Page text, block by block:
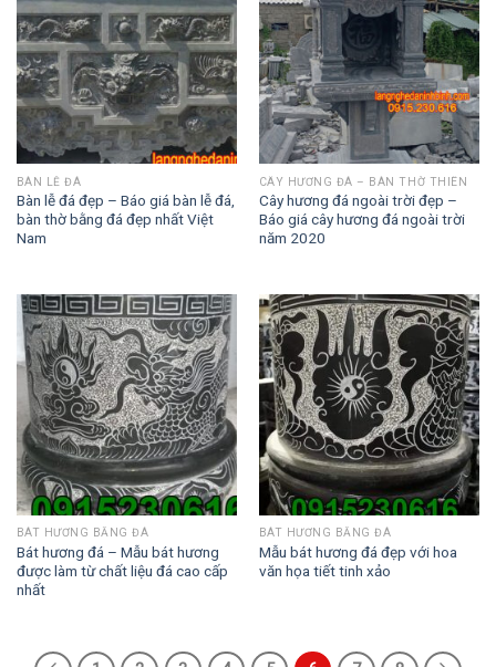
BÀN LỄ ĐÁ
Bàn lễ đá đẹp – Báo giá bàn lễ đá,
bàn thờ bằng đá đẹp nhất Việt
Nam
CÂY HƯƠNG ĐÁ – BÀN THỜ THIÊN
Cây hương đá ngoài trời đẹp –
Báo giá cây hương đá ngoài trời
năm 2020
BÁT HƯƠNG BẰNG ĐÁ
Bát hương đá – Mẫu bát hương
được làm từ chất liệu đá cao cấp
nhất
BÁT HƯƠNG BẰNG ĐÁ
Mẫu bát hương đá đẹp với hoa
văn họa tiết tinh xảo